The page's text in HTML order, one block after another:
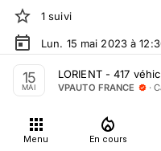
1 suivi
Lun. 15 mai 2023 à
Vente volontaire
En salle :
En live vpauto.fr
15
MAI
LORIENT - 417
VPAUTO FRANCE ·
Menu En cours